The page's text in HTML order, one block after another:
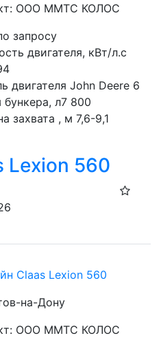
ООО ММТС КОЛОС
запросу
двигателя, кВт/л.с
двигателя John Deere 6
л7 800
захвата , м 7,6-9,1
Lexion 560
Claas Lexion 560
на-Дону
ООО ММТС КОЛОС